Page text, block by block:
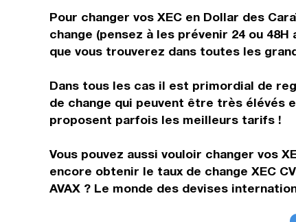
Pour changer vos XEC en Dollar des
change (pensez à les prévenir 24 ou
que vous trouverez dans toutes les
Dans tous les cas il est primordial de
de change qui peuvent être très élévés
proposent parfois les meilleurs tarifs !
Vous pouvez aussi vouloir changer vos
encore obtenir le taux de change XEC
AVAX ? Le monde des devises